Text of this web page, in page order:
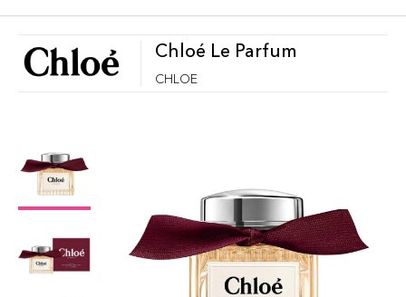
Chloé Le Parfum
CHLOE